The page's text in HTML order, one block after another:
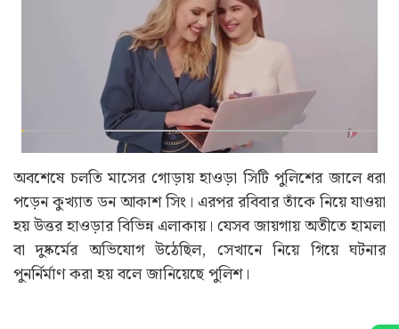
অবশেষে চলতি মাসের গোড়ায় হাওড়া সিটি পুলিশের জালে ধরা
পড়েন কুখ্যাত ডন আকাশ সিং। এরপর রবিবার তাঁকে নিয়ে যাওয়া
হয় উত্তর হাওড়ার বিভিন্ন এলাকায়। যেসব জায়গায় অতীতে হামলা
বা দুষ্কর্মের অভিযোগ উঠেছিল, সেখানে নিয়ে গিয়ে ঘটনার
পুনর্নির্মাণ করা হয় বলে জানিয়েছে পুলিশ।